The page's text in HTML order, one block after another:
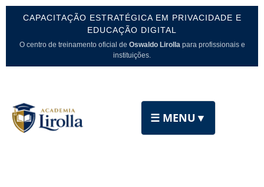
CAPACITAÇÃO ESTRATÉGICA EM PRIVACIDADE E
EDUCAÇÃO DIGITAL
O centro de treinamento oficial de Oswaldo Lirollapara profissionais e
instituições.
☰ MENU ▼